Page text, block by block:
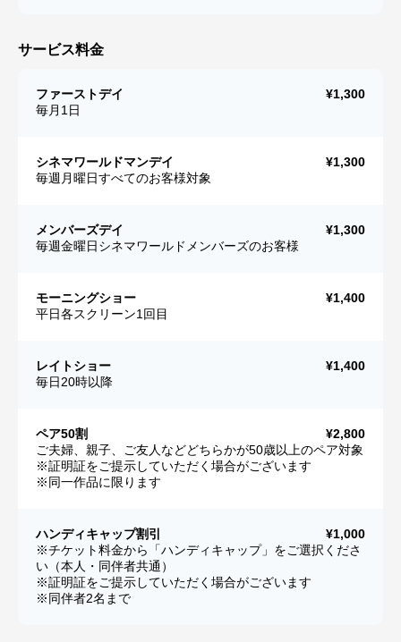
サービス料金
ファーストデイ
¥1,300
毎月1日
シネマワールドマンデイ
¥1,300
毎週月曜日すべてのお客様対象
メンバーズデイ
¥1,300
毎週金曜日シネマワールドメンバーズのお客様
モーニングショー
¥1,400
平日各スクリーン1回目
レイトショー
¥1,400
毎日20時以降
ペア50割
¥2,800
ご夫婦、親子、ご友人などどちらかが50歳以上のペア対象
※証明証をご提示していただく場合がございます
※同一作品に限ります
ハンディキャップ割引
¥1,000
※チケット料金から「ハンディキャップ」をご選択くださ
い（本人・同伴者共通）
※証明証をご提示していただく場合がございます
※同伴者2名まで